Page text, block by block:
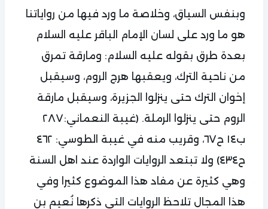
وبنفس السياق، وخلاصة ما ورد فيها من رواياتنا
هو ما ورد على لسان الإمام الباقر عليه السلام
بعدة طرق بقوله عليه السلام: ومارقة تمرق
من ناحية الترك، ويعقبها هرج الروم، وسيقبل
إخوان الترك حتى ينزلوا الجزيرة، وسيقبل مارقة
الروم حتى ينزلوا الرملة. (غيبة النعماني: ٢٨٧
ب١٤ ح٦٧، وقريب منه في غيبة الطوسي: ٤٦٢
ح٤٣٤) ولا تبتعد الروايات الواردة عند اهل السنة
وهي كثيرة عن مفاد هذا الموضوع كثيرا وفي
هذا المجال تلاحظ الروايات التي ذكرها نُعيم بن